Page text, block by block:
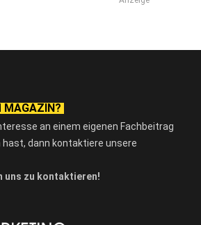
MAGAZIN?
an einem eigenen Fachbeitrag
dann kontaktiere unsere
uns zu kontaktieren!